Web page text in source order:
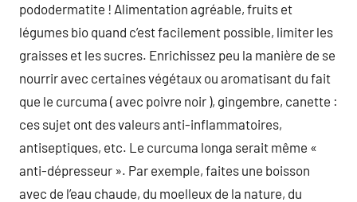
pododermatite ! Alimentation agréable, fruits et
légumes bio quand c’est facilement possible, limiter les
graisses et les sucres. Enrichissez peu la manière de se
nourrir avec certaines végétaux ou aromatisant du fait
que le curcuma ( avec poivre noir ), gingembre, canette :
ces sujet ont des valeurs anti-inflammatoires,
antiseptiques, etc. Le curcuma longa serait même «
anti-dépresseur ». Par exemple, faites une boisson
avec de l’eau chaude, du moelleux de la nature, du